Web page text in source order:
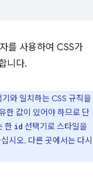
를 사용하여 CSS가
니다.
와 일치하는 CSS 규칙을
한 값이 있어야 하므로 단
한 id 선택기로 스타일을
시오. 다른 곳에서는 다시